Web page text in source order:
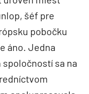
šéf pre
pobočku
áno. Jedna
sa na